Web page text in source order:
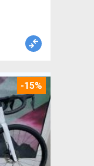
-15%